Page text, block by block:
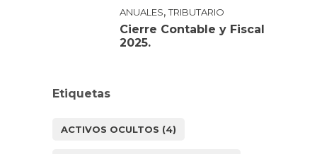
ANUALES,TRIBUTARIO
Cierre Contable y Fiscal
2025.
Etiquetas
ACTIVOS OCULTOS (4)